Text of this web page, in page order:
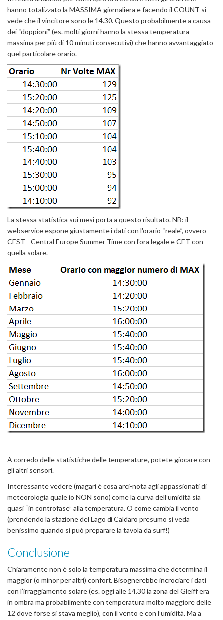
hanno totalizzato la MASSIMA giornaliera e facendo il COUNT si
vede che il vincitore sono le 14.30. Questo probabilmente a causa
dei “doppioni” (es. molti giorni hanno la stessa temperatura
massima per più di 10 minuti consecutivi) che hanno avvantaggiato
quel particolare orario.
La stessa statistica sui mesi porta a questo risultato. NB: il
webservice espone giustamente i dati con l'orario “reale”, ovvero
CEST - Central Europe Summer Time con l'ora legale e CET con
quella solare.
A corredo delle statistiche delle temperature, potete giocare con
gli altri sensori.
Interessante vedere (magari è cosa arci-nota agli appassionati di
meteorologia quale io NON sono) come la curva dell’umidità sia
quasi “in controfase” alla temperatura. O come cambia il vento
(prendendo la stazione del Lago di Caldaro presumo si veda
benissimo quando si può preparare la tavola da surf!)
Conclusione
Chiaramente non è solo la temperatura massima che determina il
maggior (o minor per altri) confort. Bisognerebbe incrociare i dati
con l’irraggiamento solare (es. oggi alle 14.30 la zona del Gleiff era
in ombra ma probabilmente con temperatura molto maggiore delle
12 dove forse si stava meglio), con il vento e con l’umidità. Ma a